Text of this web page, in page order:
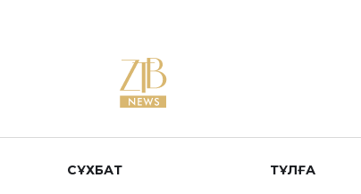
СҰХБАТ ТҰЛҒА